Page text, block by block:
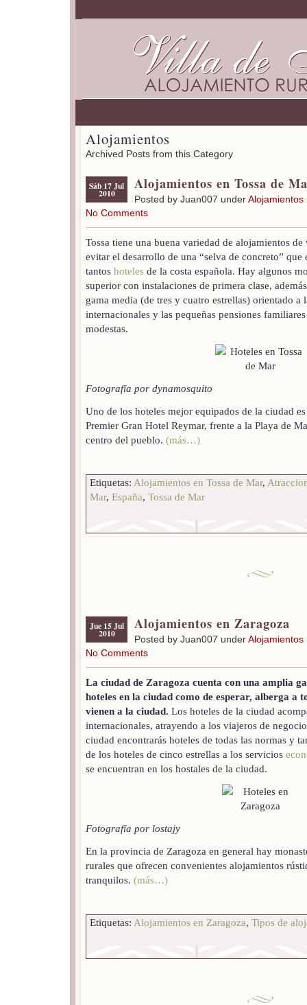
Alojamientos
Archived Posts from this Category
Sáb 17 Jul
2010
Alojamientos en Tossa de
Posted by Juan007 underAlojamientos
No Comments
Tossa tiene una buena variedad de alojamientos
evitar el desarrollo de una “selva de concreto” que
tantos hoteles de la costa española. Hay algunos
superior con instalaciones de primera clase,
gama media (de tres y cuatro estrellas) orientado a
internacionales y las pequeñas pensiones
modestas.
Fotografía por dynamosquito
Uno de los hoteles mejor equipados de la ciudad
Premier Gran Hotel Reymar, frente a la Playa de
centro del pueblo. (más…)
Etiquetas: Alojamientos en Tossa de Mar,
Mar, España, Tossa de Mar
Jue 15 Jul
2010
Alojamientos en Zaragoza
Posted by Juan007 underAlojamientos
No Comments
La ciudad de Zaragoza cuenta con una amplia
hoteles en la ciudad como de esperar, alberga a
vienen a la ciudad. Los hoteles de la ciudad
internacionales, atrayendo a los viajeros de
ciudad encontrarás hoteles de todas las normas y
de los hoteles de cinco estrellas a los servicios
se encuentran en los hostales de la ciudad.
Fotografía por lostajy
En la provincia de Zaragoza en general hay
rurales que ofrecen convenientes alojamientos
tranquilos. (más…)
Etiquetas: Alojamientos en Zaragoza, Tipos de